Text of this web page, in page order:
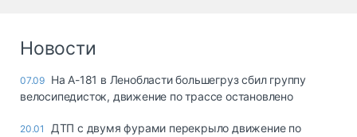
опасные грузы
страхование
Новости
07.09 На А-181 в Ленобласти большегруз сбил группу
велосипедисток, движение по трассе остановлено
20.01
ДТП с двумя фурами перекрыло движение по